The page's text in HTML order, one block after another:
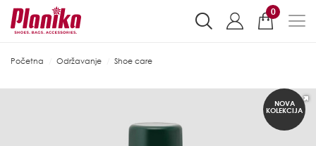
0
Početna Održavanje Shoe care
NOVA
KOLEKCIJA